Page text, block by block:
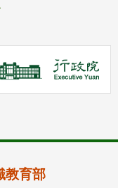
教育部